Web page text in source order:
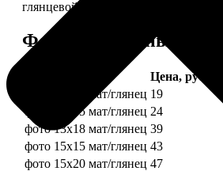
глянцевой фотобумаге.
Форматы и цены
Цена, руб.
фото 10х10 мат/глянец 19
фото 10х15 мат/глянец 24
фото 13х18 мат/глянец 39
фото 15х15 мат/глянец 43
фото 15х20 мат/глянец 47